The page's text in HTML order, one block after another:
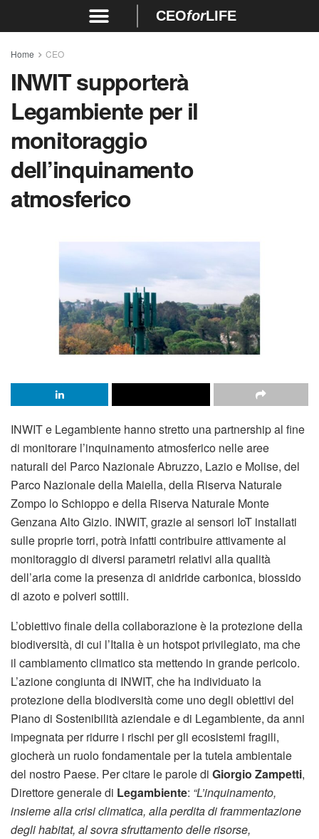
CEOforLIFE
Home CEO
INWIT supporterà
Legambiente per il
monitoraggio
dell’inquinamento
atmosferico
INWIT e Legambiente hanno stretto una partnership al fine
di monitorare l’inquinamento atmosferico nelle aree
naturali del Parco Nazionale Abruzzo, Lazio e Molise, del
Parco Nazionale della Maiella, della Riserva Naturale
Zompo lo Schioppo e della Riserva Naturale Monte
Genzana Alto Gizio. INWIT, grazie ai sensori IoT installati
sulle proprie torri, potrà infatti contribuire attivamente al
monitoraggio di diversi parametri relativi alla qualità
dell’aria come la presenza di anidride carbonica, biossido
di azoto e polveri sottili.
L’obiettivo finale della collaborazione è la protezione della
biodiversità, di cui l’Italia è un hotspot privilegiato, ma che
il cambiamento climatico sta mettendo in grande pericolo.
L’azione congiunta di INWIT, che ha individuato la
protezione della biodiversità come uno degli obiettivi del
Piano di Sostenibilità aziendale e di Legambiente, da anni
impegnata per ridurre i rischi per gli ecosistemi fragili,
giocherà un ruolo fondamentale per la tutela ambientale
del nostro Paese. Per citare le parole di Giorgio Zampetti,
Direttore generale di Legambiente: “L’inquinamento,
insieme alla crisi climatica, alla perdita di frammentazione
degli habitat, al sovra sfruttamento delle risorse,